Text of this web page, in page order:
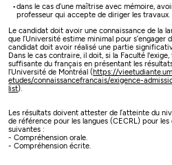
dans le cas d’une maîtrise avec mémoire,
professeur qui accepte de diriger les travaux.
Le candidat doit avoir une connaissance de la
que l’Université estime minimal pour s’engager
candidat doit avoir réalisé une partie
Dans le cas contraire, il doit, si la Faculté
suffisante du français en présentant les
l’Université de Montréal (https://
etudes/connaissancefrancais/exigence-
list).
Les résultats doivent attester de l’atteinte du
de référence pour les langues (CECRL) pour
suivantes :
- Compréhension orale.
- Compréhension écrite.